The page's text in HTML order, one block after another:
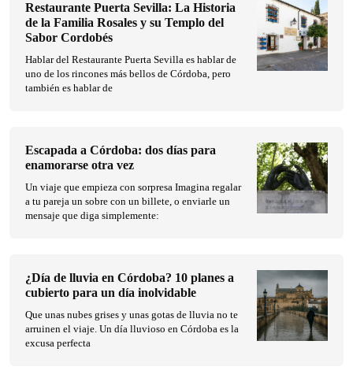
Restaurante Puerta Sevilla: La Historia
de la Familia Rosales y su Templo del
Sabor Cordobés
Hablar del Restaurante Puerta Sevilla es hablar de
uno de los rincones más bellos de Córdoba, pero
también es hablar de
Escapada a Córdoba: dos días para
enamorarse otra vez
Un viaje que empieza con sorpresa Imagina regalar
a tu pareja un sobre con un billete, o enviarle un
mensaje que diga simplemente:
¿Día de lluvia en Córdoba? 10 planes a
cubierto para un día inolvidable
Que unas nubes grises y unas gotas de lluvia no te
arruinen el viaje. Un día lluvioso en Córdoba es la
excusa perfecta